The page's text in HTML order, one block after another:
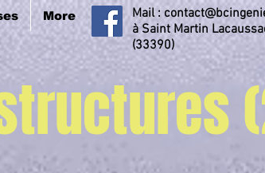
More Mail :
à Saint Martin
(33390)